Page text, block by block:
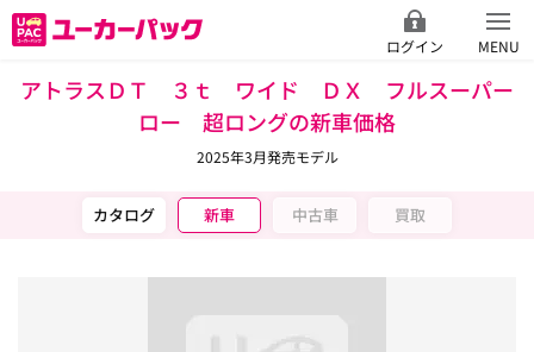
ログイン MENU
アトラスＤＴ ３ｔ ワイド ＤＸ フルスーパー
ロー 超ロングの新車価格
2025年3月発売モデル
カタログ 新車 中古車 買取